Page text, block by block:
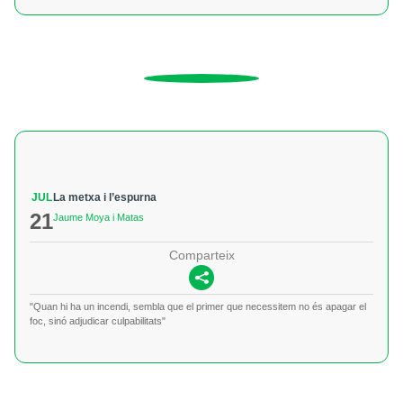
JUL
21
La metxa i l’espurna
Jaume Moya i Matas
Comparteix
"Quan hi ha un incendi, sembla que el primer que necessitem no és apagar el
foc, sinó adjudicar culpabilitats"